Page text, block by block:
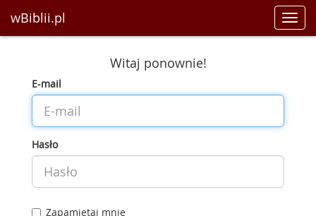
wBiblii.pl
Witaj ponownie!
E-mail
Hasło
Zapamiętaj mnie